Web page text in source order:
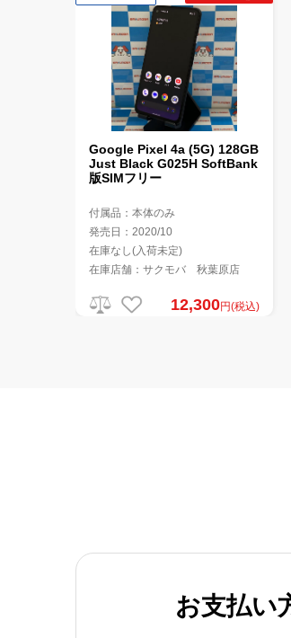
Google Pixel 4a (5G) 128GB
Just Black G025H SoftBank
版SIMフリー
付属品：本体のみ
発売日：2020/10
在庫なし(入荷未定)
在庫店舗：サクモバ 秋葉原店
12,300円(税込)
お支払い